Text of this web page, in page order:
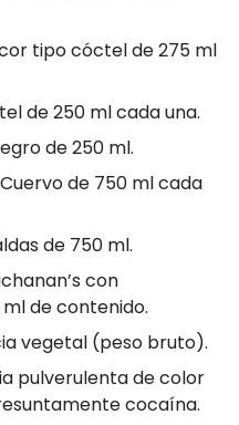
tipo cóctel de 275 ml
de 250 ml cada una.
de 250 ml.
de 750 ml cada
de 750 ml.
con
de contenido.
vegetal (peso bruto).
pulverulenta de color
cocaína.